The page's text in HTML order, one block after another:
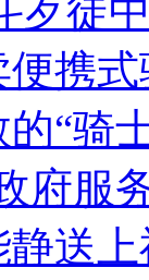
歹徒
携
“骑
府服
送上